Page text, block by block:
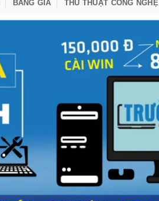
BẢNG GIÁ THỦ THUẬT CÔNG NGHỆ